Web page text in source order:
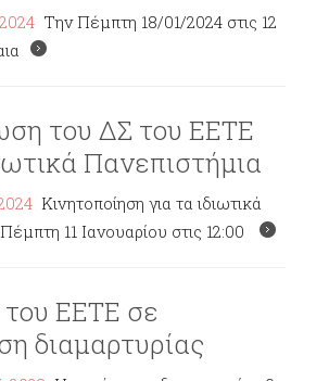
Την Πέμπτη 18/01/2024 στις 12
του ΔΣ του ΕΕΤΕ
Πανεπιστήμια
Κινητοποίηση για τα ιδιωτικά
11 Ιανουαρίου στις 12:00
ΕΕΤΕ σε
διαμαρτυρίας